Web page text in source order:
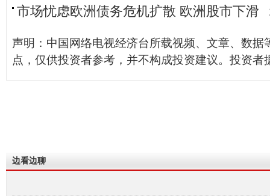
市场忧虑欧洲债务危机扩散 欧洲股市下滑
声明：中国网络电视经济台所载视频、文章、数据
点，仅供投资者参考，并不构成投资建议。投资者
边看边聊